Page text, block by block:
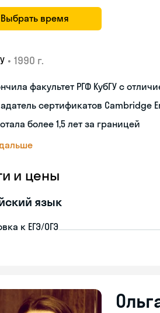
Выбрать время
• 1990 г.
факультет РГФ КубГУ с
сертификатов Cambridge
более 1,5 лет за границей
и цены
язык
к ЕГЭ/ОГЭ